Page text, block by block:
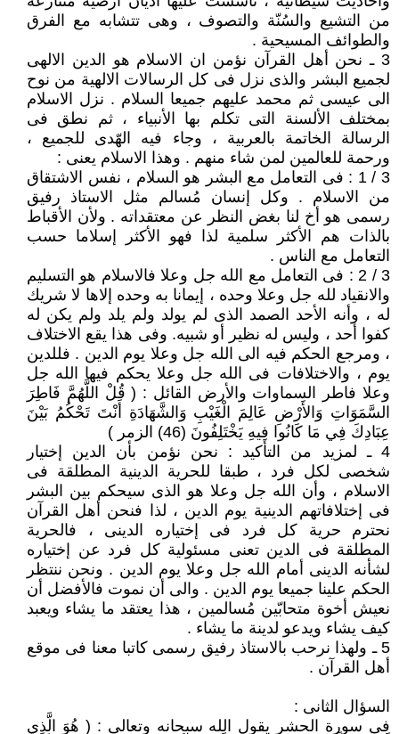
من التشيع والسُنّة والتصوف ، وهى تتشابه مع الفرق
والطوائف المسيحية .
3 ـ نحن أهل القرآن نؤمن ان الاسلام هو الدين الالهى
لجميع البشر والذى نزل فى كل الرسالات الالهية من نوح
الى عيسى ثم محمد عليهم جميعا السلام . نزل الاسلام
بمختلف الألسنة التى تكلم بها الأنبياء ، ثم نطق فى
الرسالة الخاتمة بالعربية ، وجاء فيه الهّدى للجميع ،
ورحمة للعالمين لمن شاء منهم . وهذا الاسلام يعنى :
3 / 1 : فى التعامل مع البشر هو السلام ، نفس الاشتقاق
من الاسلام . وكل إنسان مُسالم مثل الاستاذ رفيق
رسمى هو أخ لنا بغض النظر عن معتقداته . ولأن الأقباط
بالذات هم الأكثر سلمية لذا فهو الأكثر إسلاما حسب
التعامل مع الناس .
3 / 2 : فى التعامل مع الله جل وعلا فالاسلام هو التسليم
والانقياد لله جل وعلا وحده ، إيمانا به وحده إلاها لا شريك
له ، وأنه الأحد الصمد الذى لم يولد ولم يلد ولم يكن له
كفوا أحد ، وليس له نظير أو شبيه. وفى هذا يقع الاختلاف
، ومرجع الحكم فيه الى الله جل وعلا يوم الدين . فللدين
يوم ، والاختلافات فى الله جل وعلا يحكم فيها الله جل
وعلا فاطر السماوات والأرض القائل : ( قُلْ اللَّهُمَّ فَاطِرَ
السَّمَوَاتِ وَالأَرْضِ عَالِمَ الْغَيْبِ وَالشَّهَادَةِ أَنْتَ تَحْكُمُ بَيْنَ
عِبَادِكَ فِي مَا كَانُوا فِيهِ يَخْتَلِفُونَ (46) الزمر )
4 ـ لمزيد من التأكيد : نحن نؤمن بأن الدين إختيار
شخصى لكل فرد ، طبقا للحرية الدينية المطلقة فى
الاسلام ، وأن الله جل وعلا هو الذى سيحكم بين البشر
فى إختلافاتهم الدينية يوم الدين ، لذا فنحن أهل القرآن
نحترم حرية كل فرد فى إختياره الدينى ، فالحرية
المطلقة فى الدين تعنى مسئولية كل فرد عن إختياره
لشأنه الدينى أمام الله جل وعلا يوم الدين . ونحن ننتظر
الحكم علينا جميعا يوم الدين . والى أن نموت فالأفضل أن
نعيش أخوة متحابّين مُسالمين ، هذا يعتقد ما يشاء ويعبد
كيف يشاء ويدعو لدينة ما يشاء .
5 ـ ولهذا نرحب بالاستاذ رفيق رسمى كاتبا معنا فى موقع
أهل القرآن .
السؤال الثانى :
فى سورة الحشر يقول الله سبحانه وتعالى : ( هُوَ الَّذِي